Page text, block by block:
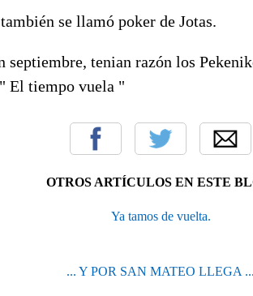
se llamó poker de Jotas.
septiembre, tenian razón los
El tiempo vuela "
OTROS ARTÍCULOS EN ESTE
Ya tamos de vuelta.
... Y POR SAN MATEO LLEGA ...